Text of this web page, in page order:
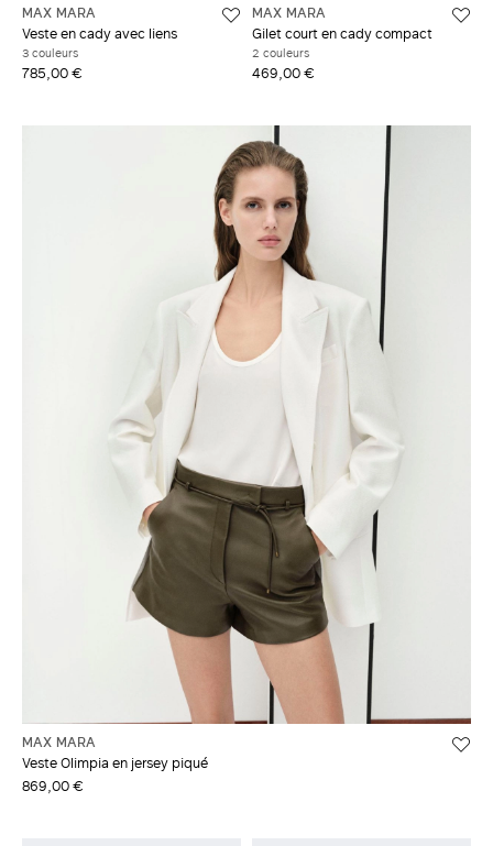
MAX MARA
Veste en cady avec liens
3 couleurs
785,00 €
MAX MARA
Gilet court en cady compact
2 couleurs
469,00 €
MAX MARA
Veste Olimpia en jersey piqué
869,00 €